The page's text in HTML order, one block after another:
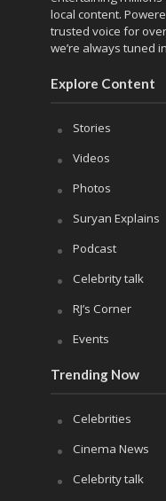
local content.
trusted voice for
we’re always tuned
Explore Content
Stories
Videos
Photos
Suryan Explains
Podcast
Celebrity talk
RJ’s Corner
Events
Trending Now
Celebrities
Cinema News
Celebrity talk